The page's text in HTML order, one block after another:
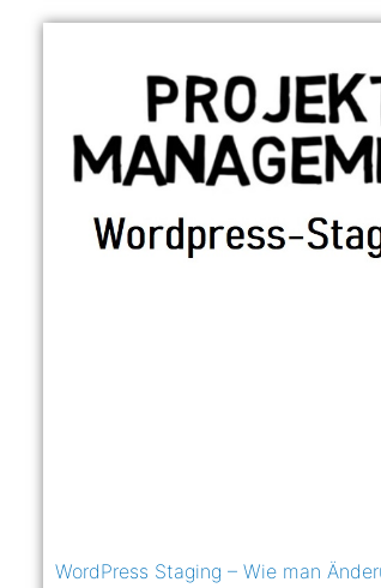
WordPress Staging – Wie man